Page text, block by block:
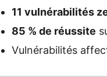
11 vulnérabilités
85 % de réussite
Vulnérabilités